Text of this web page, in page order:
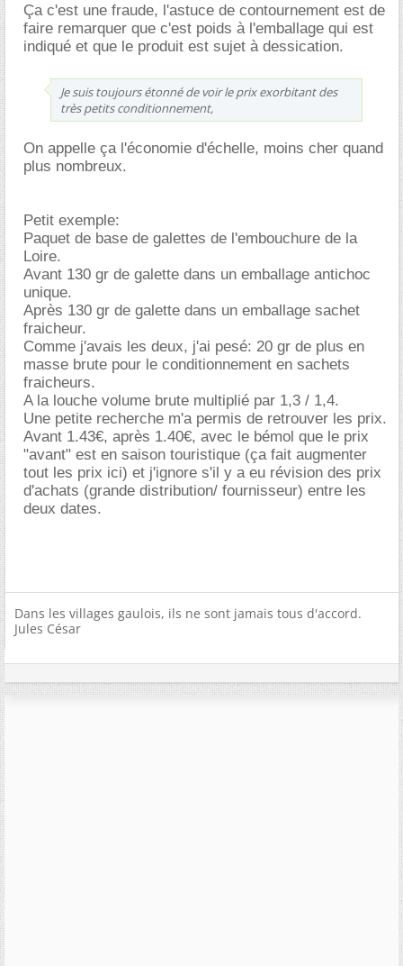
Ça c'est une fraude, l'astuce de contournement est de
faire remarquer que c'est poids à l'emballage qui est
indiqué et que le produit est sujet à dessication.
Je suis toujours étonné de voir le prix exorbitant des
très petits conditionnement,
On appelle ça l'économie d'échelle, moins cher quand
plus nombreux.
Petit exemple:
Paquet de base de galettes de l'embouchure de la
Loire.
Avant 130 gr de galette dans un emballage antichoc
unique.
Après 130 gr de galette dans un emballage sachet
fraicheur.
Comme j'avais les deux, j'ai pesé: 20 gr de plus en
masse brute pour le conditionnement en sachets
fraicheurs.
A la louche volume brute multiplié par 1,3 / 1,4.
Une petite recherche m'a permis de retrouver les prix.
Avant 1.43€, après 1.40€, avec le bémol que le prix
"avant" est en saison touristique (ça fait augmenter
tout les prix ici) et j'ignore s'il y a eu révision des prix
d'achats (grande distribution/ fournisseur) entre les
deux dates.
Dans les villages gaulois, ils ne sont jamais tous d'accord.
Jules César